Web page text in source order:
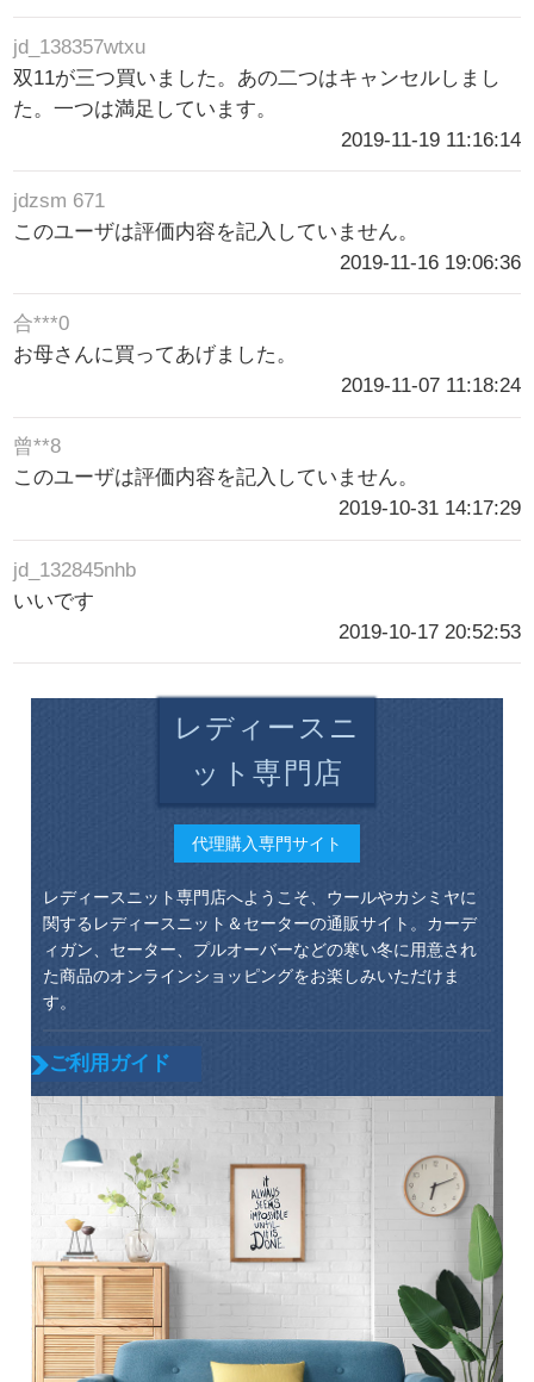
jd_138357wtxu
双11が三つ買いました。あの二つはキャンセルしまし
た。一つは満足しています。
2019-11-19 11:16:14
jdzsm 671
このユーザは評価内容を記入していません。
2019-11-16 19:06:36
合***0
お母さんに買ってあげました。
2019-11-07 11:18:24
曾**8
このユーザは評価内容を記入していません。
2019-10-31 14:17:29
jd_132845nhb
いいです
2019-10-17 20:52:53
レディースニ
ット専門店
代理購入専門サイト
レディースニット専門店へようこそ、ウールやカシミヤに
関するレディースニット＆セーターの通販サイト。カーデ
ィガン、セーター、プルオーバーなどの寒い冬に用意され
た商品のオンラインショッピングをお楽しみいただけま
す。
ご利用ガイド